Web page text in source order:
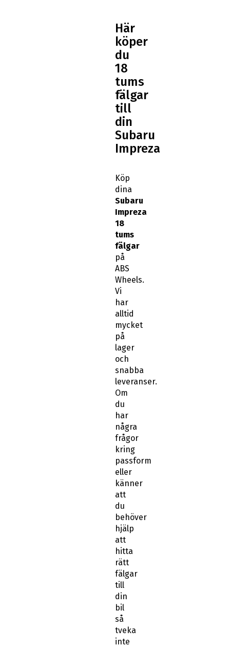
Här
köper
du
18
tums
fälgar
till
din
Subaru
Impreza
Köp
dina
Subaru
Impreza
18
tums
fälgar
på
ABS
Wheels.
Vi
har
alltid
mycket
på
lager
och
snabba
leveranser.
Om
du
har
några
frågor
kring
passform
eller
känner
att
du
behöver
hjälp
att
hitta
rätt
fälgar
till
din
bil
så
tveka
inte